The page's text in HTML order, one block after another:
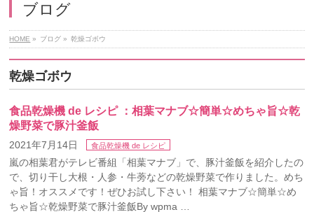
ブログ
HOME » ブログ » 乾燥ゴボウ
乾燥ゴボウ
食品乾燥機 de レシピ ：相葉マナブ☆簡単☆めちゃ旨☆乾
燥野菜で豚汁釜飯
2021年7月14日 食品乾燥機 de レシピ
嵐の相葉君がテレビ番組「相葉マナブ」で、豚汁釜飯を紹介したの
で、切り干し大根・人参・牛蒡などの乾燥野菜で作りました。めち
ゃ旨！オススメです！ぜひお試し下さい！ 相葉マナブ☆簡単☆め
ちゃ旨☆乾燥野菜で豚汁釜飯By wpma …